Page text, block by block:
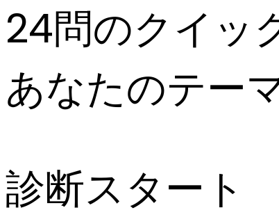
24問のクイッ
あなたのテー
診断スタート